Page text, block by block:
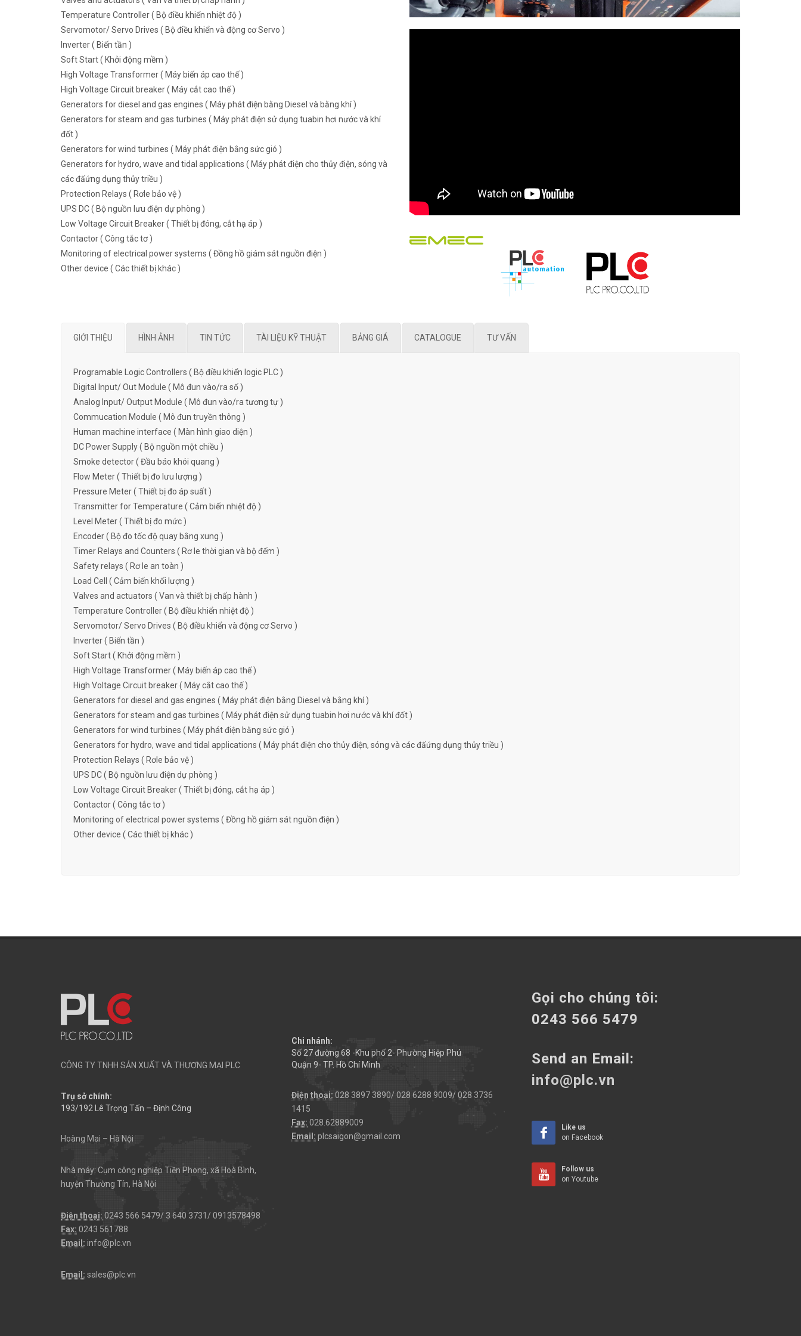
Temperature Controller ( Bộ điều khiển nhiệt độ )
Servomotor/ Servo Drives ( Bộ điều khiển và động cơ Servo )
Inverter ( Biến tần )
Soft Start ( Khởi động mềm )
High Voltage Transformer ( Máy biến áp cao thế )
High Voltage Circuit breaker ( Máy cắt cao thế )
Generators for diesel and gas engines ( Máy phát điện bằng Diesel và bằng khí )
Generators for steam and gas turbines ( Máy phát điện sử dụng tuabin hơi nước và khí
đốt )
Generators for wind turbines ( Máy phát điện bằng sức gió )
Generators for hydro, wave and tidal applications ( Máy phát điện cho thủy điện, sóng và
các đấứng dụng thủy triều )
Protection Relays ( Rơle bảo vệ )
UPS DC ( Bộ nguồn lưu điện dự phòng )
Low Voltage Circuit Breaker ( Thiết bị đóng, cắt hạ áp )
Contactor ( Công tắc tơ )
Monitoring of electrical power systems ( Đồng hồ giám sát nguồn điện )
Other device ( Các thiết bị khác )
GIỚI THIỆU HÌNH ẢNH TIN TỨC TÀI LIỆU KỸ THUẬT BẢNG GIÁ CATALOGUE TƯ VẤN
Programable Logic Controllers ( Bộ điều khiển logic PLC )
Digital Input/ Out Module ( Mô đun vào/ra số )
Analog Input/ Output Module ( Mô đun vào/ra tương tự )
Commucation Module ( Mô đun truyền thông )
Human machine interface ( Màn hình giao diện )
DC Power Supply ( Bộ nguồn một chiều )
Smoke detector ( Đầu báo khói quang )
Flow Meter ( Thiết bị đo lưu lượng )
Pressure Meter ( Thiết bị đo áp suất )
Transmitter for Temperature ( Cảm biến nhiệt độ )
Level Meter ( Thiết bị đo mức )
Encoder ( Bộ đo tốc độ quay bằng xung )
Timer Relays and Counters ( Rơ le thời gian và bộ đếm )
Safety relays ( Rơ le an toàn )
Load Cell ( Cảm biến khối lượng )
Valves and actuators ( Van và thiết bị chấp hành )
Temperature Controller ( Bộ điều khiển nhiệt độ )
Servomotor/ Servo Drives ( Bộ điều khiển và động cơ Servo )
Inverter ( Biến tần )
Soft Start ( Khởi động mềm )
High Voltage Transformer ( Máy biến áp cao thế )
High Voltage Circuit breaker ( Máy cắt cao thế )
Generators for diesel and gas engines ( Máy phát điện bằng Diesel và bằng khí )
Generators for steam and gas turbines ( Máy phát điện sử dụng tuabin hơi nước và khí đốt )
Generators for wind turbines ( Máy phát điện bằng sức gió )
Generators for hydro, wave and tidal applications ( Máy phát điện cho thủy điện, sóng và các đấứng dụng thủy triều )
Protection Relays ( Rơle bảo vệ )
UPS DC ( Bộ nguồn lưu điện dự phòng )
Low Voltage Circuit Breaker ( Thiết bị đóng, cắt hạ áp )
Contactor ( Công tắc tơ )
Monitoring of electrical power systems ( Đồng hồ giám sát nguồn điện )
Other device ( Các thiết bị khác )
CÔNG TY TNHH SẢN XUẤT VÀ THƯƠNG MẠI PLC
Trụ sở chính:
193/192 Lê Trọng Tấn – Định Công
Hoàng Mai – Hà Nội
Nhà máy: Cụm công nghiệp Tiền Phong, xã Hoà Bình,
huyện Thường Tín, Hà Nội
Điện thoại: 0243 566 5479/ 3 640 3731/ 0913578498
Fax: 0243 561788
Email: info@plc.vn
Email: sales@plc.vn
Chi nhánh:
Số 27 đường 68 -Khu phố 2- Phường Hiệp Phú
Quận 9- TP. Hồ Chí Minh
Điện thoại: 028 3897 3890/ 028 6288 9009/ 028 3736
1415
Fax: 028.62889009
Email: plcsaigon@gmail.com
Gọi cho chúng tôi:
0243 566 5479
Send an Email:
info@plc.vn
Like us
on Facebook
Follow us
on Youtube